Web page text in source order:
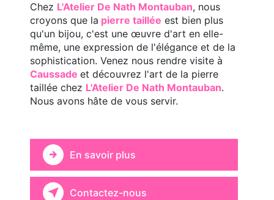
Chez L'Atelier De Nath Montauban, nous
croyons que la pierre taillée est bien plus
qu'un bijou, c'est une œuvre d'art en elle-
même, une expression de l'élégance et de la
sophistication. Venez nous rendre visite à
Caussade et découvrez l'art de la pierre
taillée chez L'Atelier De Nath Montauban.
Nous avons hâte de vous servir.
En savoir plus
Contactez-nous